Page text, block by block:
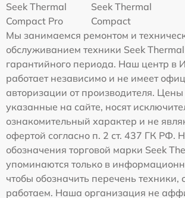
Seek Thermal
Compact Pro
Seek Thermal
Compact
Мы занимаемся ремонтом и
обслуживанием техники Seek
гарантийного периода. Наш центр в
работает независимо и не имеет
авторизации от производителя.
указанные на сайте, носят
ознакомительный характер и не
офертой согласно п. 2 ст. 437 ГК РФ.
обозначения торговой марки Seek
упоминаются только в
чтобы обозначить перечень техники,
работаем. Наша организация не